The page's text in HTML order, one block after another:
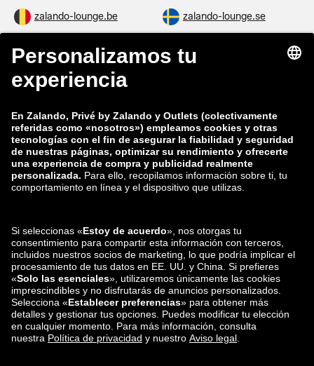
zalando-lounge.be zalando-lounge.se
zalando-lounge.fi
zalando-lounge.co.uk
zalando-prive.es
zalando-lounge.lt zalando-lounge.sk
zalando-lounge.ro zalando-lounge.hr
zalando-lounge.lu zalando-lounge.ee
zalando-lounge.lv zalando-lounge.no
También nos
encuentras en